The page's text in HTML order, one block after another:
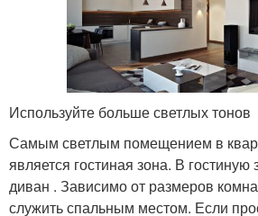
Используйте больше светлых тонов
Самым светлым помещением в
является гостиная зона. В
диван . Зависимо от размеров
служить спальным местом. Если